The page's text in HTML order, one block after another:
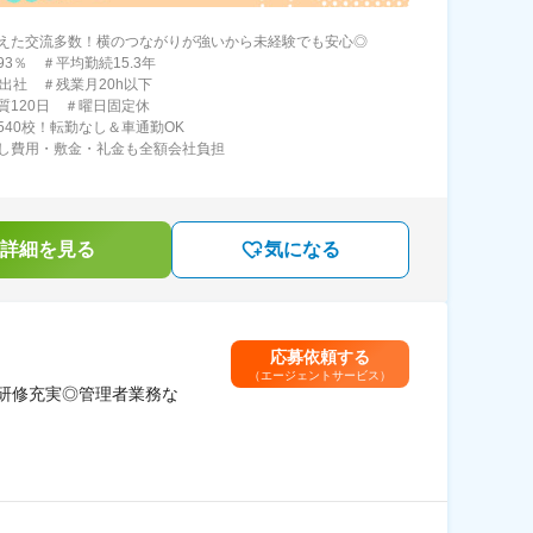
た交流多数！横のつながりが強いから未経験でも安心◎
％ ＃平均勤続15.3年
社 ＃残業月20h以下
120日 ＃曜日固定休
校！転勤なし＆車通勤OK
費用・敷金・礼金も全額会社負担
細を見る 気になる
修充実◎管理者業務な
応募依頼する
（エージェントサービス）